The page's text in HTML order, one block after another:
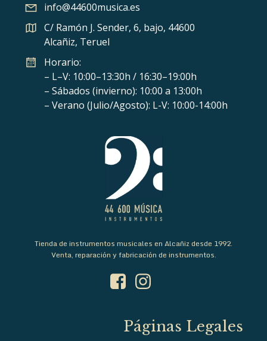
info@44600musica.es
C/ Ramón J. Sender, 6, bajo, 44600
Alcañiz, Teruel
Horario:
– L–V: 10:00–13:30h / 16:30–19:00h
– Sábados (invierno): 10:00 a 13:00h
– Verano (Julio/Agosto): L-V: 10:00-14:00h
Tienda de instrumentos musicales en Alcañiz desde 1992.
Venta, reparación y fabricación de instrumentos.
Páginas Legales